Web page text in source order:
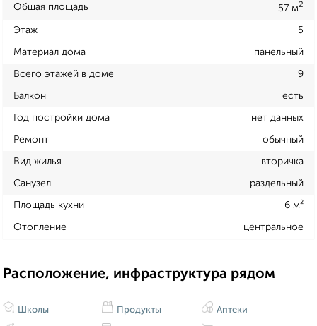
Общая площадь 57 м2
Этаж 5
Материал дома панельный
Всего этажей в доме 9
Балкон есть
Год постройки дома нет данных
Ремонт обычный
Вид жилья вторичка
Санузел раздельный
Площадь кухни 6 м²
Отопление центральное
Расположение, инфраструктура рядом
Школы Продукты Аптеки